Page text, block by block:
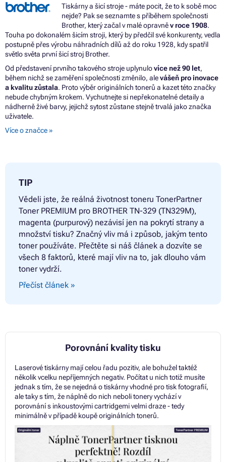
Tiskárny a šicí stroje - máte pocit, že to k sobě moc
nejde? Pak se seznamte s příběhem společnosti
Brother, který začal v malé opravněv roce 1908.
Touha po dokonalém šicím stroji, který by předčil své konkurenty, vedla
postupně přes výrobu náhradních dílů až do roku 1928, kdy spatřil
světlo světa první šicí stroj Brother.
Od představení prvního takového stroje uplynulovíce než 90 let,
během nichž se zaměření společnosti změnilo, alevášeň pro inovace
a kvalitu zůstala. Proto výběr originálních tonerů a kazet této značky
nebude chybným krokem. Vychutnejte si nepřekonatelné detaily a
nádherně živé barvy, jejichž sytost zůstane stejně trvalá jako značka
uživatele.
Více o značce »
TIP
Vědeli jste, že reálná životnost toneru TonerPartner
Toner PREMIUM pro BROTHER TN-329 (TN329M),
magenta (purpurový) nezávisí jen na pokrytí strany a
množství tisku? Značný vliv má i způsob, jakým tento
toner používáte. Přečtěte si náš článek a dozvíte se
všech 8 faktorů, které mají vliv na to, jak dlouho vám
toner vydrží.
Přečíst článek »
Porovnání kvality tisku
Laserové tiskárny mají celou řadu pozitiv, ale bohužel taktéž
několik vcelku nepříjemných negativ. Počítat u nich totiž musíte
jednak s tím, že se nejedná o tiskárny vhodné pro tisk fotografií,
ale taky s tím, že náplně do nich neboli tonery vychází v
porovnání s inkoustovými cartridgemi velmi draze - tedy
minimálně v případě koupě originálních tonerů.